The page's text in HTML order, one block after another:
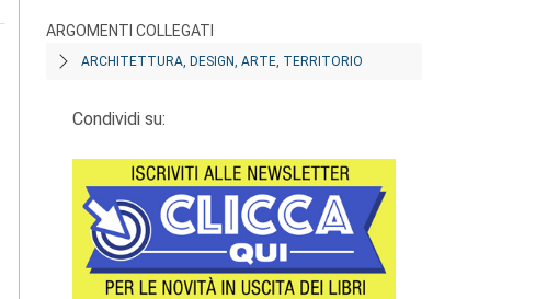
ARGOMENTI COLLEGATI
ARCHITETTURA, DESIGN, ARTE, TERRITORIO
Condividi su: